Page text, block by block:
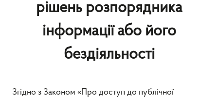
рішень розпорядника
інформації або його
бездіяльності
Згідно з Законом «Про доступ до публічної